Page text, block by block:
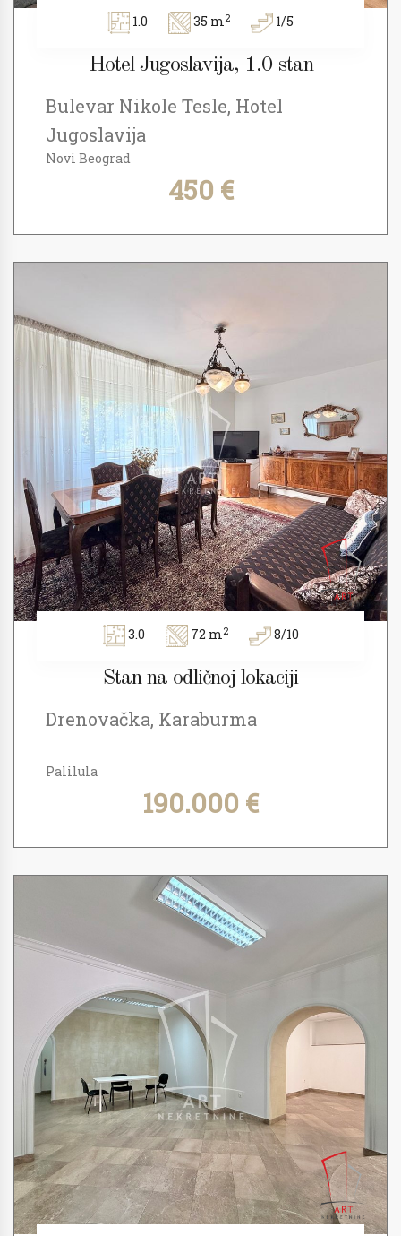
1.0 35 m2 1/5
Hotel Jugoslavija, 1.0 stan
Bulevar Nikole Tesle, Hotel
Jugoslavija
Novi Beograd
450 €
3.0 72 m2 8/10
Stan na odličnoj lokaciji
Drenovačka, Karaburma
Palilula
190.000 €